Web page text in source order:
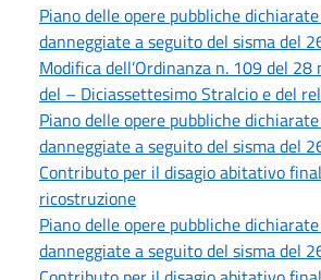
Piano delle opere pubbliche
danneggiate a seguito del sisma del
Modifica dell’Ordinanza n. 109 del
del – Diciassettesimo Stralcio e del
Piano delle opere pubbliche
danneggiate a seguito del sisma del
Contributo per il disagio abitativo
ricostruzione
Piano delle opere pubbliche
danneggiate a seguito del sisma del